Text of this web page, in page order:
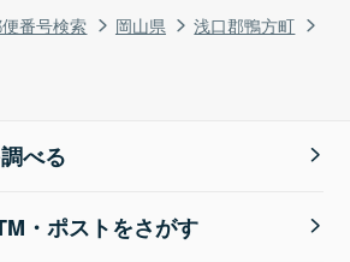
番号検索 岡山県
浅口郡鴨方町
べる
・ポストをさがす